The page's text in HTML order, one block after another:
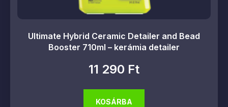
Ultimate Hybrid Ceramic Detailer and Bead
Booster 710ml – kerámia detailer
11 290 Ft
KOSÁRBA